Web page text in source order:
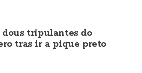
dous tripulantes do
tras ir a pique preto